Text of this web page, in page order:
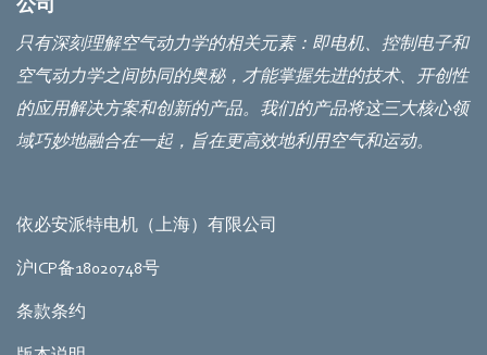
公司
只有深刻理解空气动力学的相关元素：即电机、控制电子和
空气动力学之间协同的奥秘，才能掌握先进的技术、开创性
的应用解决方案和创新的产品。我们的产品将这三大核心领
域巧妙地融合在一起，旨在更高效地利用空气和运动。
依必安派特电机（上海）有限公司
沪ICP备18020748号
条款条约